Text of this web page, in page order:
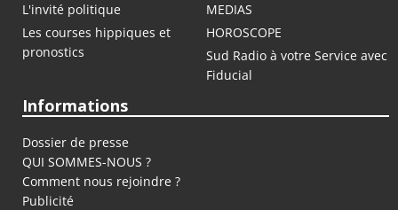
L'invité politique
MEDIAS
Les courses hippiques et
pronostics
HOROSCOPE
Sud Radio à votre Service avec
Fiducial
Informations
Dossier de presse
QUI SOMMES-NOUS ?
Comment nous rejoindre ?
Publicité